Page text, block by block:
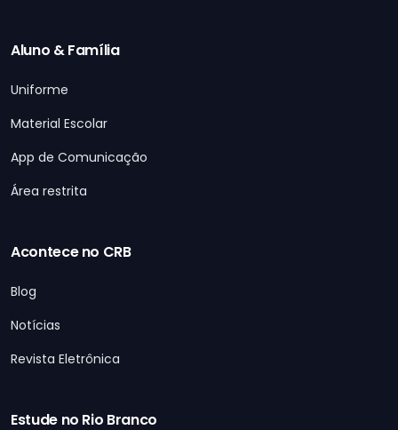
Aluno & Família
Uniforme
Material Escolar
App de Comunicação
Área restrita
Acontece no CRB
Blog
Notícias
Revista Eletrônica
Estude no Rio Branco